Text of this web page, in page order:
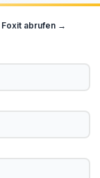
Foxit abrufen →